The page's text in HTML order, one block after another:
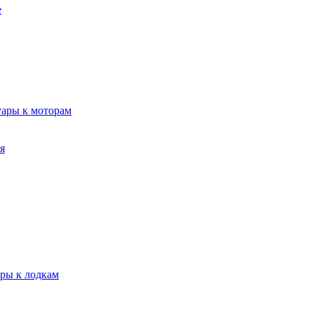
к моторам
к лодкам